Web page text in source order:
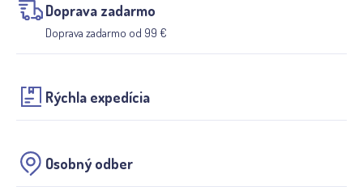
Doprava zadarmo
Doprava zadarmo od 99 €
Rýchla expedícia
Osobný odber